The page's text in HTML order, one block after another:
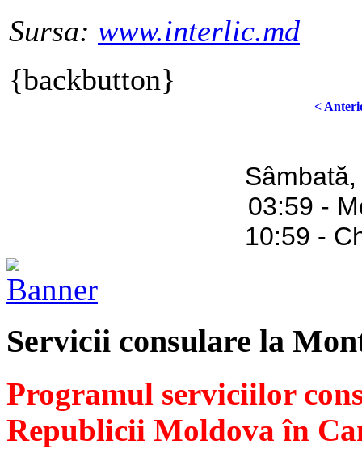
Sursa: www.interlic.md
{backbutton}
<
03:59 -
10:59 -
Servicii consulare la
Programul serviciilor
Republicii Moldova în